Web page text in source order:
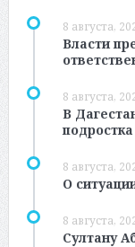
8 августа,
Власти
8 августа,
В
подростка
8 августа,
О
8 августа,
Султану